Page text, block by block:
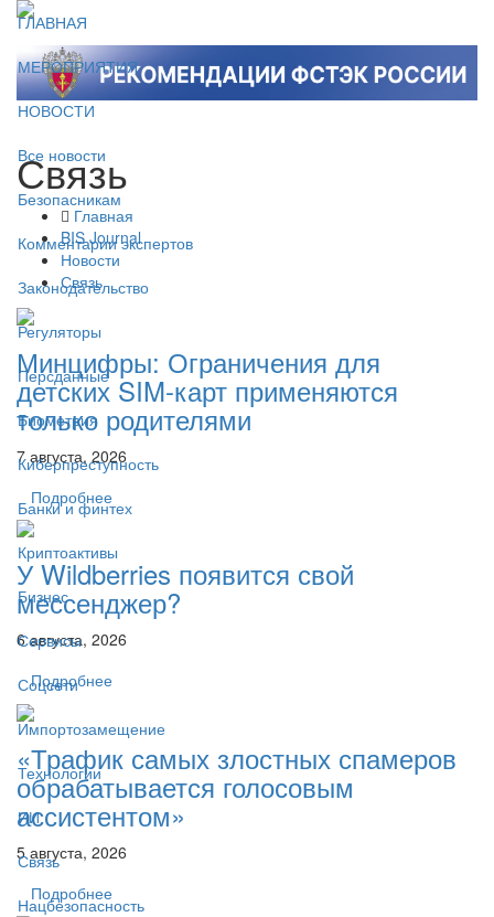
ГЛАВНАЯ
МЕРОПРИЯТИЯ
НОВОСТИ
Все новости
Безопасникам
Комментарии экспертов
Законодательство
Регуляторы
Персданные
Биометрия
Киберпреступность
Банки и финтех
Криптоактивы
Бизнес
Сервисы
Соцсети
Импортозамещение
Технологии
ИИ
Связь
Нацбезопасность
Связь
Главная
BIS Journal
Новости
Связь
Минцифры: Ограничения для
детских SIM-карт применяются
только родителями
7 августа, 2026
Подробнее
У Wildberries появится свой
мессенджер?
6 августа, 2026
Подробнее
«Трафик самых злостных спамеров
обрабатывается голосовым
ассистентом»
5 августа, 2026
Подробнее